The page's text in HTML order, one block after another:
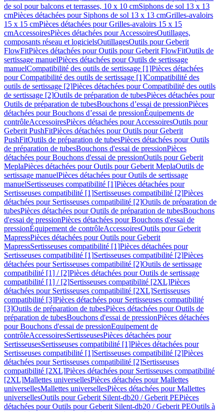
de sol pour balcons et terrasses, 10 x 10 cmSiphons de sol 13 x 13
cmPièces détachées pour Siphons de sol 13 x 13 cmGrilles-avaloirs
15 x 15 cmPièces détachées pour Grilles-avaloirs 15 x 15
cmAccessoiresPièces détachées pour AccessoiresOutillages,
composants réseau et logicielsOutillagesOutils pour Geberit
FlowFitPièces détachées pour Outils pour Geberit FlowFitOutils de
sertissage manuelPièces détachées pour Outils de sertissage
manuelCompatibilité des outils de sertissage [1]Pièces détachées
pour Compatibilité des outils de sertissage [1]Compatibilité des
outils de sertissage [2]Pièces détachées pour Compatibilité des outils
de sertissage [2]Outils de préparation de tubesPièces détachées pour
Outils de préparation de tubesBouchons d’essai de pressionPièces
détachées pour Bouchons d’essai de pressionÉquipements de
contrôleAccessoiresPièces détachées pour AccessoiresOutils pour
Geberit PushFitPièces détachées pour Outils pour Geberit
PushFitOutils de préparation de tubesPièces détachées pour Outils
de préparation de tubesBouchons d'essai de pressionPièces
détachées pour Bouchons d'essai de pressionOutils pour Geberit
MeplaPièces détachées pour Outils pour Geberit MeplaOutils de
sertissage manuelPièces détachées pour Outils de sertissage
manuelSertisseuses compatibilité [1]Pièces détachées pour
Sertisseuses compatibilité [1]Sertisseuses compatibilité [2]Pièces
détachées pour Sertisseuses compatibilité [2]Outils de préparation de
tubesPièces détachées pour Outils de préparation de tubesBouchons
d'essai de pressionPièces détachées pour Bouchons d'essai de
pressionÉquipement de contrôleAccessoiresOutils pour Geberit
MapressPièces détachées pour Outils pour Geberit
MapressSertisseuses compatibilité [1]Pièces détachées pour
Sertisseuses compatibilité [1]Sertisseuses compatibilité [2]Pièces
détachées pour Sertisseuses compatibilité [2]Outils de sertissage
compatibilité [1] / [2]Pièces détachées pour Outils de sertissage
compatibilité [1] / [2]Sertisseuses compatibilité [2XL]Pièces
détachées pour Sertisseuses compatibilité [2XL]Sertisseuses
compatibilité [3]Pièces détachées pour Sertisseuses compatibilité
[3]Outils de préparation de tubesPièces détachées pour Outils de
préparation de tubesBouchons d'essai de pressionPièces détachées
pour Bouchons d'essai de pressionEquipement de
contrôleAccessoiresSertisseusesPièces détachées pour
SertisseusesSertisseuses compatibilité [1]Pièces détachées pour
Sertisseuses compatibilité [1]Sertisseuses compatibilité [2]Pièces
détachées pour Sertisseuses compatibilité [2]Sertisseuses
compatibilité [2XL]Pièces détachées pour Sertisseuses compatibilité
[2XL]Mallettes universellesPièces détachées pour Mallettes
universellesMallettes universellesPièces détachées pour Mallettes
universellesOutils pour Geberit Silent-db20 / Geberit PEPièces
détachées pour Outils pour Geberit Silent-db20 / Geberit PEOutils à